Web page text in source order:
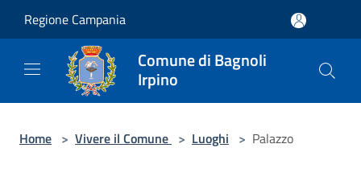
Regione Campania
Comune di Bagnoli
Irpino
Home > Vivere il Comune > Luoghi > Palazzo